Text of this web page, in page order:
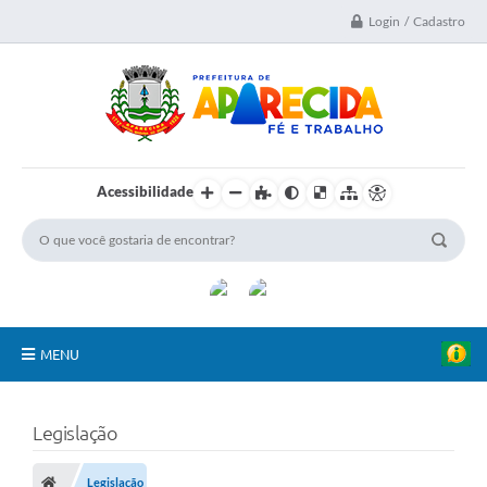
Login / Cadastro
Acessibilidade
MENU
Secretarias
Legislação
Legislação